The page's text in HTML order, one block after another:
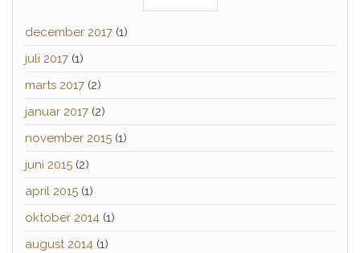
december 2017 (1)
juli 2017 (1)
marts 2017 (2)
januar 2017 (2)
november 2015 (1)
juni 2015 (2)
april 2015 (1)
oktober 2014 (1)
august 2014 (1)